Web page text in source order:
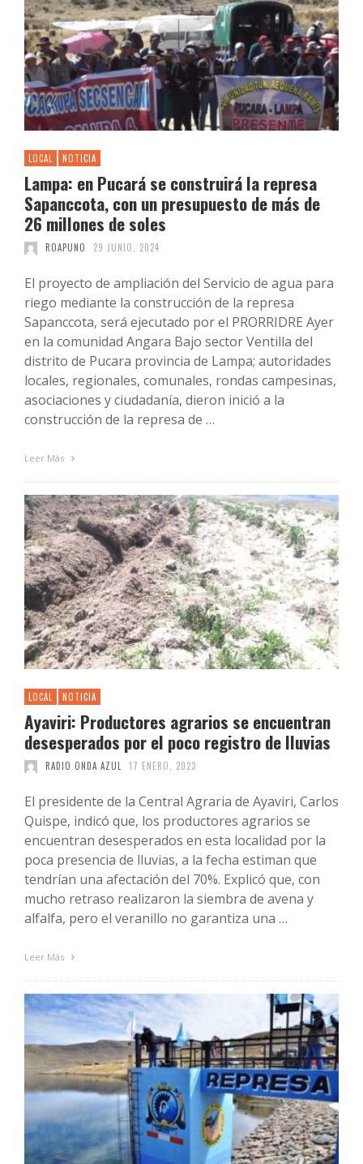
LOCAL NOTICIA
Lampa: en Pucará se construirá la represa
Sapanccota, con un presupuesto de más de
26 millones de soles
ROAPUNO 29 JUNIO, 2024
El proyecto de ampliación del Servicio de agua para
riego mediante la construcción de la represa
Sapanccota, será ejecutado por el PRORRIDRE Ayer
en la comunidad Angara Bajo sector Ventilla del
distrito de Pucara provincia de Lampa; autoridades
locales, regionales, comunales, rondas campesinas,
asociaciones y ciudadanía, dieron inició a la
construcción de la represa de …
Leer Más
LOCAL NOTICIA
Ayaviri: Productores agrarios se encuentran
desesperados por el poco registro de lluvias
RADIO ONDA AZUL 17 ENERO, 2023
El presidente de la Central Agraria de Ayaviri, Carlos
Quispe, indicó que, los productores agrarios se
encuentran desesperados en esta localidad por la
poca presencia de lluvias, a la fecha estiman que
tendrían una afectación del 70%. Explicó que, con
mucho retraso realizaron la siembra de avena y
alfalfa, pero el veranillo no garantiza una …
Leer Más